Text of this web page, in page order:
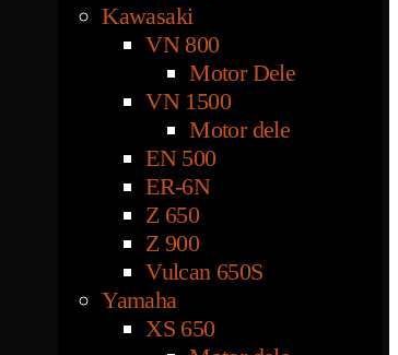
Kawasaki
VN 800
Motor Dele
VN 1500
Motor dele
EN 500
ER-6N
Z 650
Z 900
Vulcan 650S
Yamaha
XS 650